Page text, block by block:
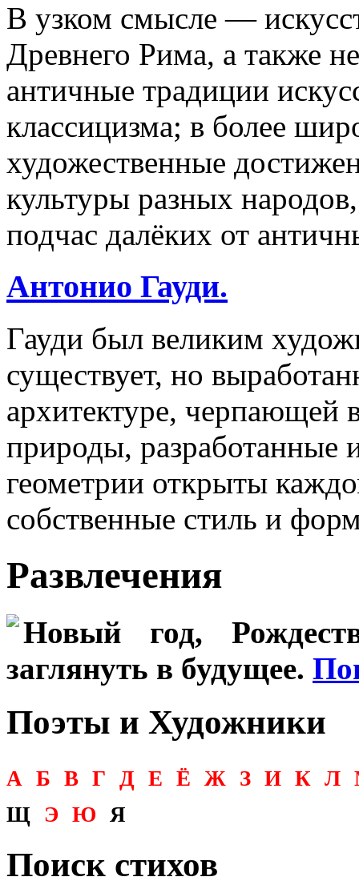
В узком смысле —
Древнего Рима, а также
античные традиции
классицизма; в более
художественные
культуры разных
подчас далёких от
Антонио Гауди.
Гауди был великим
существует, но
архитектуре, черпающей
природы, разработанные
геометрии открыты
собственные стиль и
Развлечения
Новый год,
заглянуть в будущее.
Поэты и Художники
А Б В Г Д Е Ё Ж З И К Л
Щ Э Ю Я
Поиск стихов